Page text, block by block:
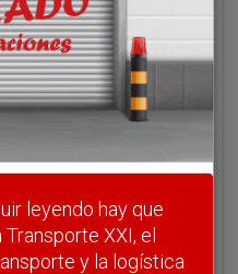
leyendo hay que
XXI, el
y la logística